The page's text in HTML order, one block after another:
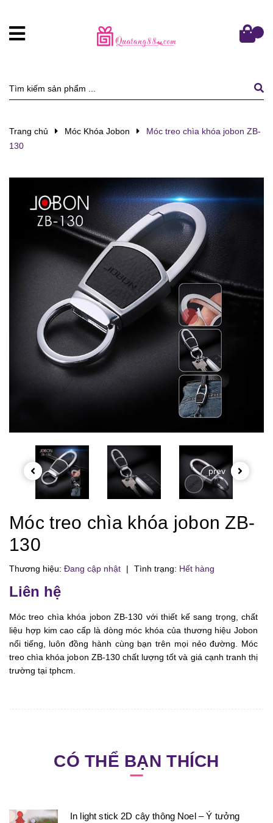
Trang chủ Móc Khóa Jobon
Móc treo chìa khóa jobon ZB-
130
prev
Móc treo chìa khóa jobon ZB-
130
Thương hiệu: Đang cập nhật | Tình trạng: Hết hàng
Liên hệ
Móc treo chìa khóa jobon ZB-130 với thiết kế sang trọng, chất
liệu hợp kim cao cấp là dòng móc khóa của thương hiệu Jobon
nổi tiếng, luôn đồng hành cùng bạn trên mọi nẻo đường. Móc
treo chìa khóa jobon ZB-130 chất lượng tốt và giá cạnh tranh thị
trường tại tphcm.
CÓ THỂ BẠN THÍCH
In light stick 2D cây thông Noel – Ý tưởng